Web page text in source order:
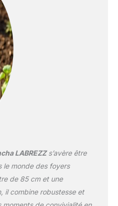
Grâce à sa
plancha,
vous pouvez griller, saisir
mijoter une variété
sur cette
chauffante.
à entretenir: Le
résistant à la
rouille facilite le
et assure une
réunissant famille et
pour des soirées
LABREZZs’avère être
le monde des foyers
de 85 cm et une
il combine robustesse et